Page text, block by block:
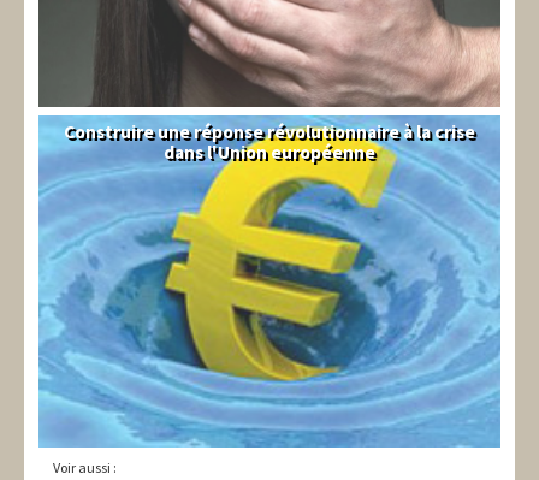
Syndical
Construire une réponse révolutionnaire à la crise
dans l'Union européenne
Voir aussi :